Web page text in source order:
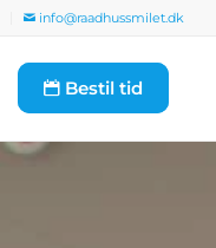
info@raadhussmilet.dk
Bestil tid